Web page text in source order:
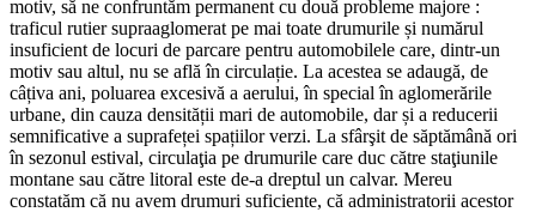
motiv, să ne confruntăm permanent cu două probleme majore :
traficul rutier supraaglomerat pe mai toate drumurile și numărul
insuficient de locuri de parcare pentru automobilele care, dintr-un
motiv sau altul, nu se află în circulație. La acestea se adaugă, de
câțiva ani, poluarea excesivă a aerului, în special în aglomerările
urbane, din cauza densității mari de automobile, dar și a reducerii
semnificative a suprafeței spațiilor verzi. La sfârşit de săptămână ori
în sezonul estival, circulaţia pe drumurile care duc către staţiunile
montane sau către litoral este de-a dreptul un calvar. Mereu
constatăm că nu avem drumuri suficiente, că administratorii acestor